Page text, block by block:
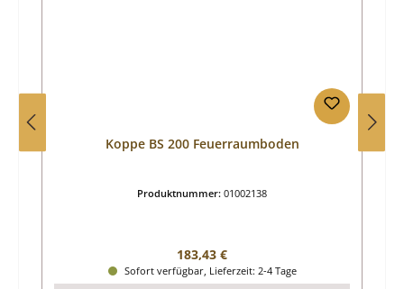
Koppe BS 200 Feuerraumboden
Produktnummer: 01002138
Regulärer Preis:
183,43 €
Sofort verfügbar, Lieferzeit: 2-4 Tage